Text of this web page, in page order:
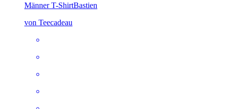
Männer T-ShirtBastien
von Teecadeau